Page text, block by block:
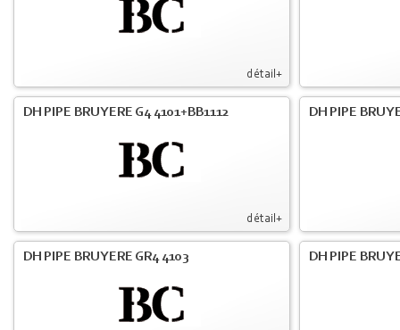
détail+
détail+
DH PIPE BRUYERE G4 4101+BB1112 DH PIPE
DH PIPE BRUYERE GR4 4103 DH PIPE